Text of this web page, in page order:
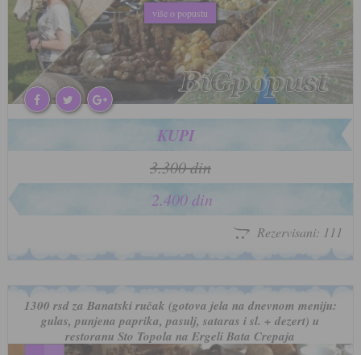
više o popustu
više o popustu
KUPI
3.300 din
2.400 din
Rezervisani: 111
1300 rsd za Banatski ručak (gotova jela na dnevnom meniju:
gulas, punjena paprika, pasulj, sataras i sl. + dezert) u
restoranu Sto Topola na Ergeli Bata Crepaja